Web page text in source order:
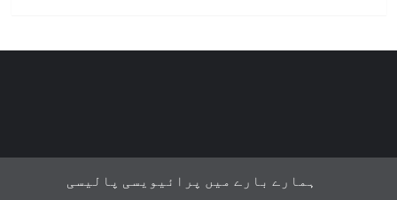
ہمارے بارے میں پرائیویسی پالیسی